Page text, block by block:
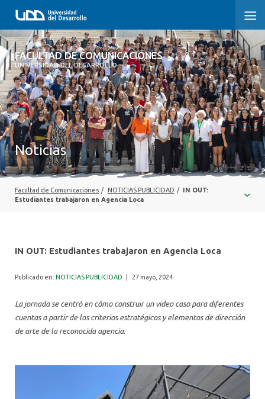
FACULTAD DE COMUNICACIONES
UNIVERSIDAD DEL DESARROLLO
FACULTAD DE COMUNICACIONES
INICIO
SOBRE LA FACULTAD
CARRERAS
POSTGRADOS Y EDUCACIÓN CONTINUA
INVESTIGACIÓN
Noticias
Facultad de Comunicaciones / NOTICIAS PUBLICIDAD / IN OUT:
Estudiantes trabajaron en Agencia Loca
IN OUT: Estudiantes trabajaron en Agencia Loca
Publicado en: NOTICIAS PUBLICIDAD 27 mayo, 2024
La jornada se centró en cómo construir un video caso para diferentes
cuentas a partir de los criterios estratégicos y elementos de dirección
de arte de la reconocida agencia.